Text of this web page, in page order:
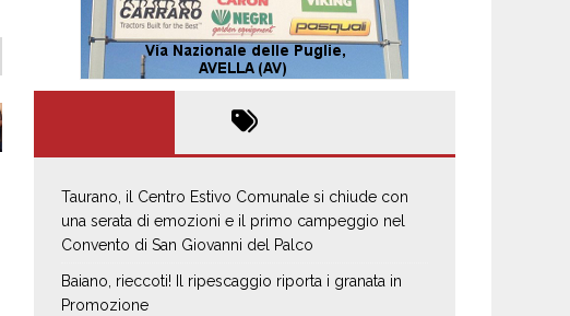
Taurano, il Centro Estivo Comunale si chiude con
una serata di emozioni e il primo campeggio nel
Convento di San Giovanni del Palco
Baiano, rieccoti! Il ripescaggio riporta i granata in
Promozione